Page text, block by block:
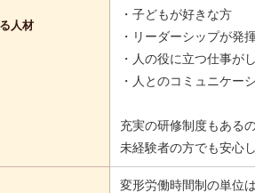
人材
・子どもが好きな方
・リーダーシップが発
・人の役に立つ仕事が
・人とのコミュニケー
充実の研修制度もあるの
未経験者の方でも安心
変形労働時間制の単位